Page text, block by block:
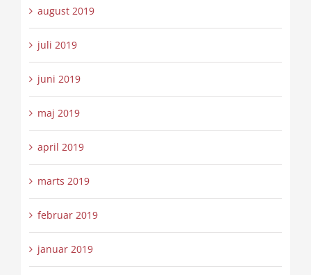
august 2019
juli 2019
juni 2019
maj 2019
april 2019
marts 2019
februar 2019
januar 2019